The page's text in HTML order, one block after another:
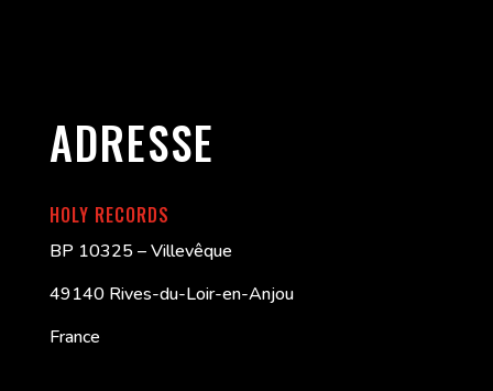
ADRESSE
HOLY RECORDS
BP 10325 – Villevêque
49140 Rives-du-Loir-en-Anjou
France